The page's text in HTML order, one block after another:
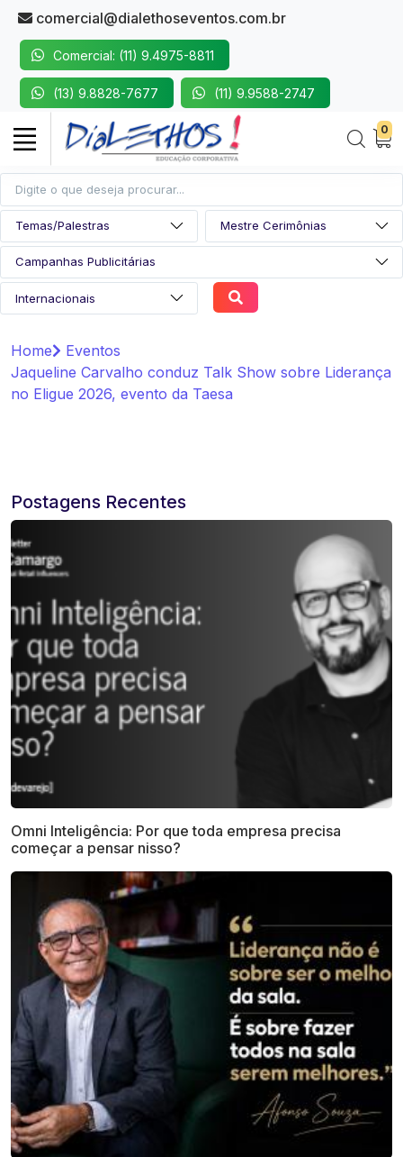
comercial@dialethoseventos.com.br
Comercial: (11) 9.4975-8811
(13) 9.8828-7677 (11) 9.9588-2747
0
Home
Eventos
Jaqueline Carvalho conduz Talk Show sobre Liderança
no Eligue 2026, evento da Taesa
Postagens Recentes
Omni Inteligência: Por que toda empresa precisa
começar a pensar nisso?